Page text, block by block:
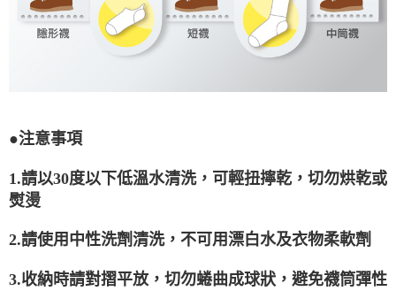
●注意事項
1.請以30度以下低溫水清洗，可輕扭擰乾，切勿烘乾或
熨燙
2.請使用中性洗劑清洗，不可用漂白水及衣物柔軟劑
3.收納時請對摺平放，切勿蜷曲成球狀，避免襪筒彈性